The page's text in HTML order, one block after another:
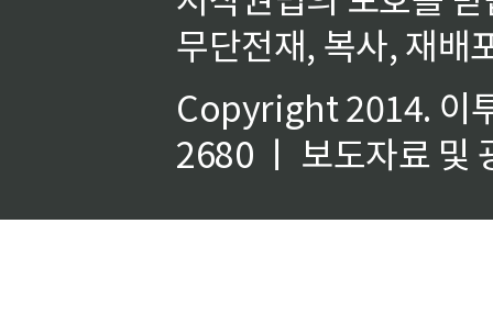
무단전재, 복사, 재배
Copyright 2014. 이
2680 ㅣ 보도자료